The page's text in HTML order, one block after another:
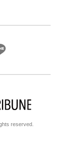
reserved.